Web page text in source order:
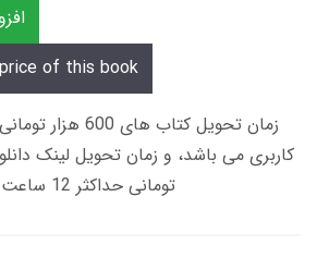
of this book
زمان تحویل کتاب
تومانی حداکثر 12 ساعت از طریق پیامک/ایمیل